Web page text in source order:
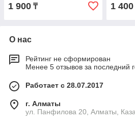
1 900 ₸ 1 400
О нас
Рейтинг не сформирован
Менее 5 отзывов за последний
Работает с 28.07.2017
г. Алматы
ул. Панфилова 20, Алматы,